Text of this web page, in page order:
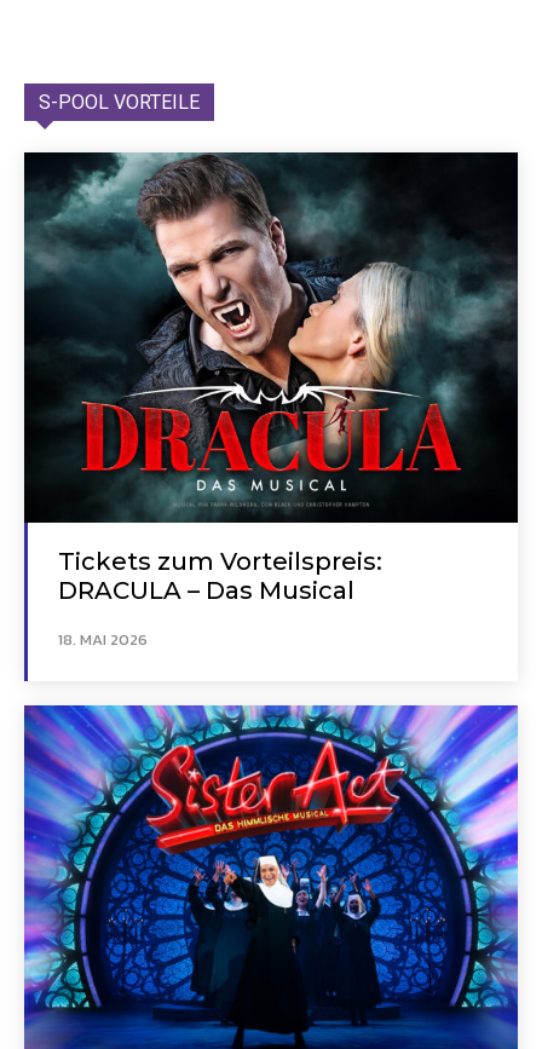
S-POOL VORTEILE
Tickets zum Vorteilspreis:
DRACULA – Das Musical
18. MAI 2026